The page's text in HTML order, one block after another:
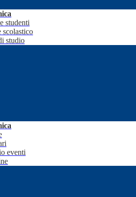
studenti
scolastico
studio
eventi